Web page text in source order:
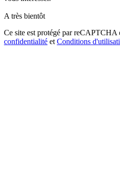
A très bientôt
Ce site est protégé par reCAPTCHA
confidentialité et Conditions